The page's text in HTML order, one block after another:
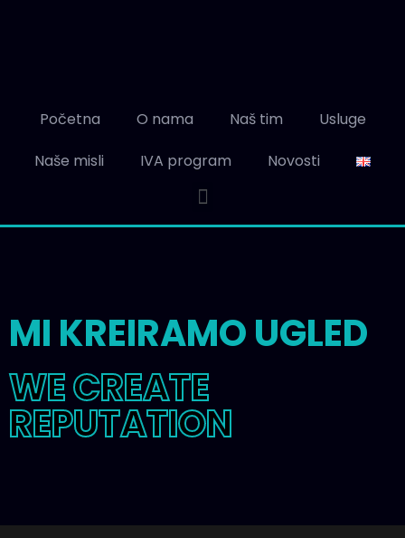
Početna O nama Naš tim
Usluge
Naše misli
IVA program Novosti
MI KREIRAMO UGLED
WE CREATE
REPUTATION